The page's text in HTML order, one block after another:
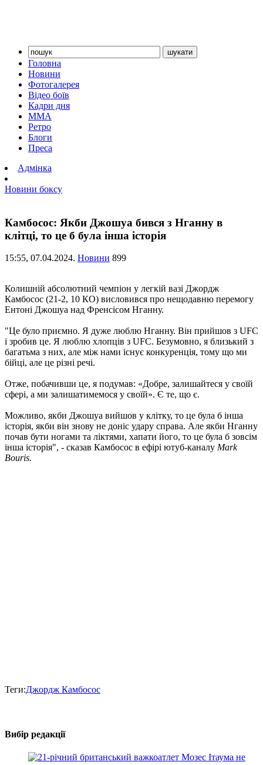
Головна
Новини
Фотогалерея
Відео боїв
Кадри дня
ММА
Ретро
Блоги
Преса
Адмінка
Новини боксу
Камбосос: Якби Джошуа бився з Нганну в
клітці, то це б була інша історія
15:55, 07.04.2024. Новини 899
Колишній абсолютний чемпіон у легкій вазі Джордж
Камбосос (21-2, 10 КО) висловився про нещодавню перемогу
Ентоні Джошуа над Френсісом Нганну.
"Це було приємно. Я дуже люблю Нганну. Він прийшов з UFC
і зробив це. Я люблю хлопців з UFC. Безумовно, я близький з
багатьма з них, але між нами існує конкуренція, тому що ми
бійці, але це різні речі.
Отже, побачивши це, я подумав: «Добре, залишайтеся у своїй
сфері, а ми залишатимемося у своїй». Є те, що є.
Можливо, якби Джошуа вийшов у клітку, то це була б інша
історія, якби він знову не доніс удару справа. Але якби Нганну
почав бути ногами та ліктями, хапати його, то це була б зовсім
інша історія", - сказав Камбосос в ефірі ютуб-каналу Mark
Bouris.
Теги:Джордж Камбосос
Вибір редакції